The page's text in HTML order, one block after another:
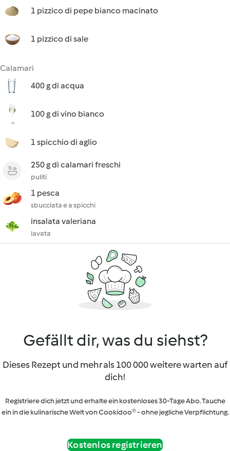
1 pizzico di pepe bianco macinato
1 pizzico di sale
Calamari
400 g di acqua
100 g di vino bianco
1 spicchio di aglio
250 g di calamari freschi
puliti
1 pesca
sbucciata e a spicchi
insalata valeriana
lavata
Gefällt dir, was du siehst?
Dieses Rezept und mehr als 100 000 weitere warten auf
dich!
Registriere dich jetzt und erhalte ein kostenloses 30-Tage Abo. Tauche
ein in die kulinarische Welt von Cookidoo® - ohne jegliche Verpflichtung.
Kostenlos registrieren